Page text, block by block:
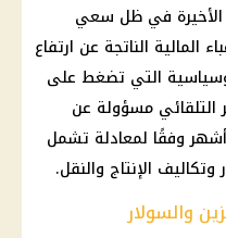
الأخيرة في ظل سعي
المالية الناتجة عن ارتفاع
التي تضغط على
التلقائي مسؤولة عن
أشهر وفقًا لمعادلة تشمل
الإنتاج والنقل.
والسولار